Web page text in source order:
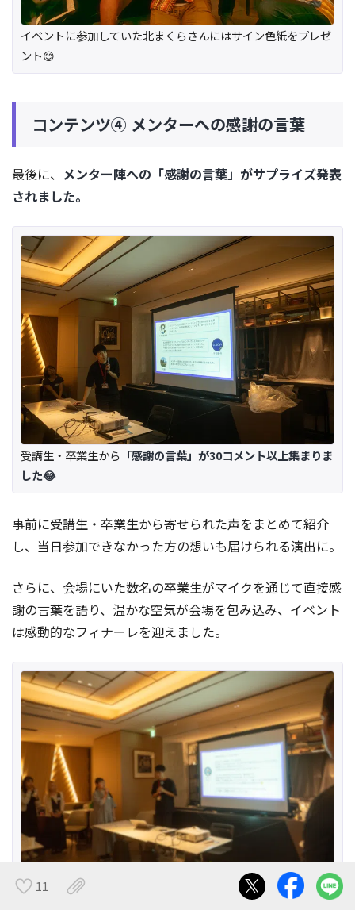
11
イベントに参加していた北まくらさんにはサイン色紙をプレゼ
ント😊
コンテンツ④ メンターへの感謝の言葉
最後に、 メンター陣への「感謝の言葉」がサプライズ発表
されました。
受講生・卒業生から 「感謝の言葉」が30コメント以上集まりま
した😂
事前に受講生・卒業生から寄せられた声をまとめて紹介
し、当日参加できなかった方の想いも届けられる演出に。
さらに、会場にいた数名の卒業生がマイクを通じて直接感
謝の言葉を語り、温かな空気が会場を包み込み、イベント
は感動的なフィナーレを迎えました。
卒業生からコメントをいただきました🥲